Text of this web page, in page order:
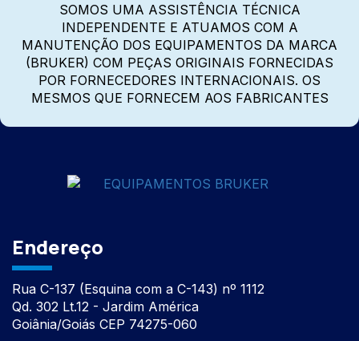
SOMOS UMA ASSISTÊNCIA TÉCNICA
INDEPENDENTE E ATUAMOS COM A
MANUTENÇÃO DOS EQUIPAMENTOS DA MARCA
(BRUKER) COM PEÇAS ORIGINAIS FORNECIDAS
POR FORNECEDORES INTERNACIONAIS. OS
MESMOS QUE FORNECEM AOS FABRICANTES
Endereço
Rua C-137 (Esquina com a C-143) nº 1112
Qd. 302 Lt.12 - Jardim América
Goiânia/Goiás CEP 74275-060